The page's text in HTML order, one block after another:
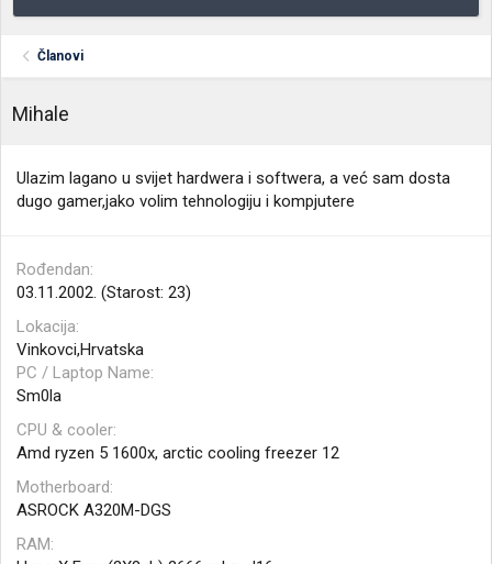
Članovi
Mihale
Ulazim lagano u svijet hardwera i softwera, a već sam dosta
dugo gamer,jako volim tehnologiju i kompjutere
Rođendan
03.11.2002. (Starost: 23)
Lokacija
Vinkovci,Hrvatska
PC / Laptop Name
Sm0la
CPU & cooler
Amd ryzen 5 1600x, arctic cooling freezer 12
Motherboard
ASROCK A320M-DGS
RAM